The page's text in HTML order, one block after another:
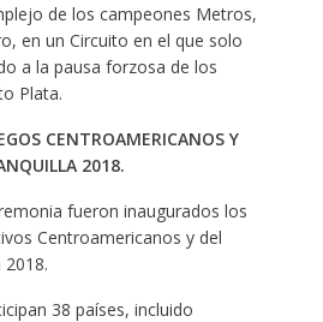
de los campeones Metros,
en un Circuito en el que solo
a la pausa forzosa de los
Plata.
CENTROAMERICANOS Y
2018.
fueron inaugurados los
Centroamericanos y del
38 países, incluido